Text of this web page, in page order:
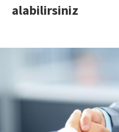
alabilirsiniz